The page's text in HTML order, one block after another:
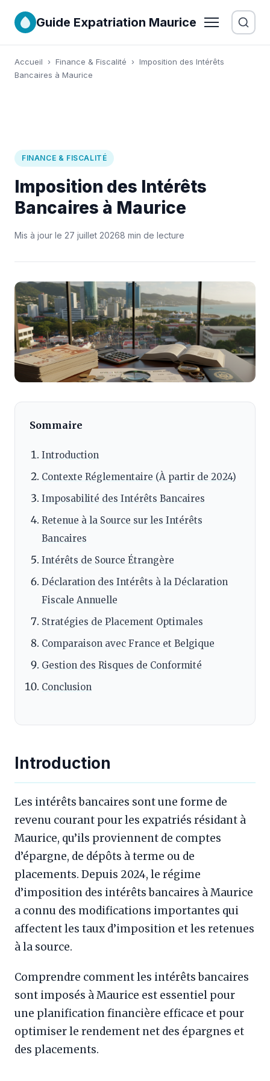
Guide Expatriation Maurice
Accueil › Finance & Fiscalité › Imposition des Intérêts
Bancaires à Maurice
FINANCE & FISCALITÉ
Imposition des Intérêts
Bancaires à Maurice
Mis à jour le 27 juillet 20268 min de lecture
Sommaire
Introduction
Contexte Réglementaire (À partir de 2024)
Imposabilité des Intérêts Bancaires
Retenue à la Source sur les Intérêts
Bancaires
Intérêts de Source Étrangère
Déclaration des Intérêts à la Déclaration
Fiscale Annuelle
Stratégies de Placement Optimales
Comparaison avec France et Belgique
Gestion des Risques de Conformité
Conclusion
Introduction
Les intérêts bancaires sont une forme de
revenu courant pour les expatriés résidant à
Maurice, qu’ils proviennent de comptes
d’épargne, de dépôts à terme ou de
placements. Depuis 2024, le régime
d’imposition des intérêts bancaires à Maurice
a connu des modifications importantes qui
affectent les taux d’imposition et les retenues
à la source.
Comprendre comment les intérêts bancaires
sont imposés à Maurice est essentiel pour
une planification financière efficace et pour
optimiser le rendement net des épargnes et
des placements.